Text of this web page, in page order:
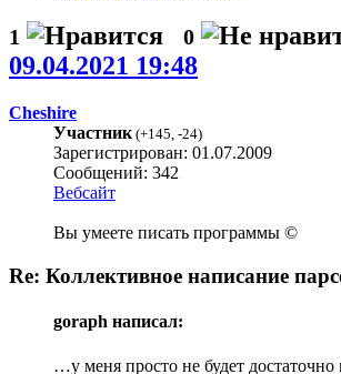
1 0
09.04.2021 19:48
Cheshire
Участник(+145, -24)
Зарегистрирован: 01.07.2009
Сообщений: 342
Вебсайт
Вы умеете писать программы ©
Re: Коллективное написание
goraph написал:
…у меня просто не будет достаточно